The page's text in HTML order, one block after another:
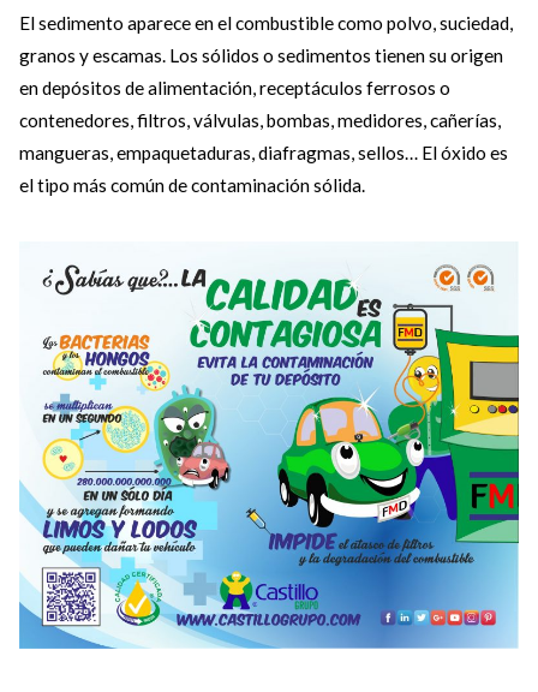
El sedimento aparece en el combustible como polvo, suciedad,
granos y escamas. Los sólidos o sedimentos tienen su origen
en depósitos de alimentación, receptáculos ferrosos o
contenedores, filtros, válvulas, bombas, medidores, cañerías,
mangueras, empaquetaduras, diafragmas, sellos… El óxido es
el tipo más común de contaminación sólida.